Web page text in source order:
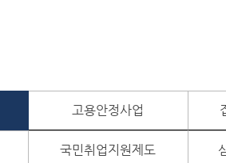
고용안정사업
국민취업지원제도